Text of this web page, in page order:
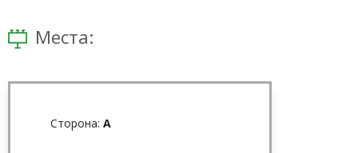
Места:
Сторона: A